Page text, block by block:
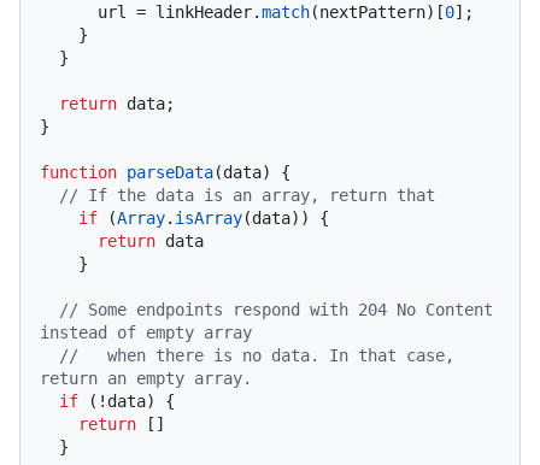
      url = linkHeader.
match(nextPattern)[0];
return data;
}
function parseData(data) {
// If the data is an array, return that
if (Array. isArray(data)) {
return data
// Some endpoints respond with 204 No Content
instead of empty array
//   when there is no data. In that case,
return an empty array.
if (!data) {
return []